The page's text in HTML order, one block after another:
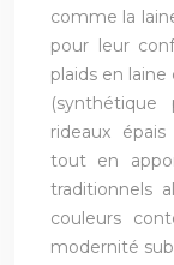
comme la
pour leur
plaids en
rideaux
tout en
traditionnels
couleurs
modernité